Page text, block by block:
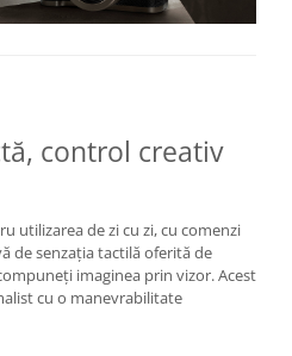
control creativ
utilizarea de zi cu zi, cu comenzi
de senzația tactilă oferită de
imaginea prin vizor. Acest
cu o manevrabilitate